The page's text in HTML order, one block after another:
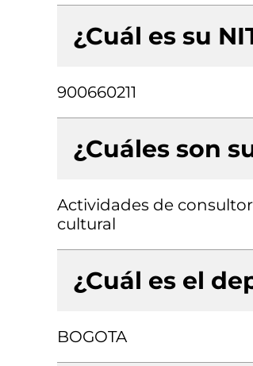
¿Cuál es su
900660211
¿Cuáles son
Actividades de
cultural
¿Cuál es el
BOGOTA